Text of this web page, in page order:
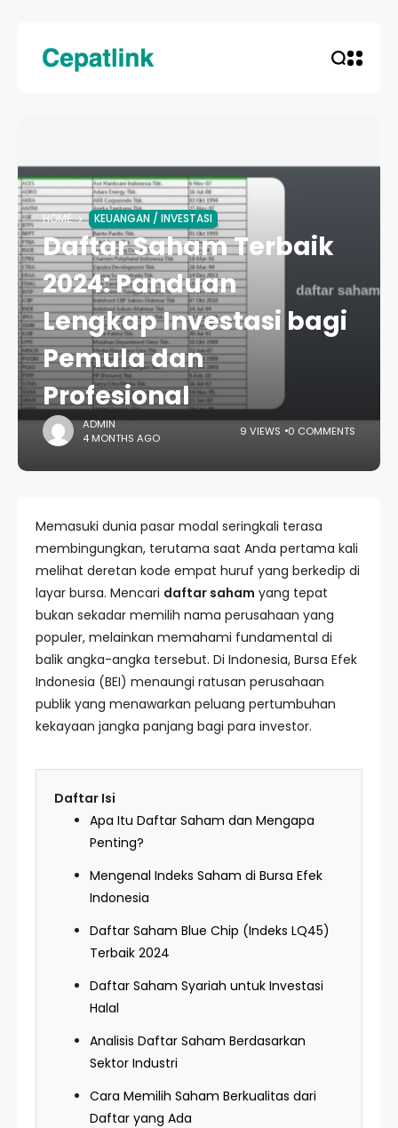
HOME KEUANGAN / INVESTASI
Daftar Saham Terbaik
2024: Panduan
Lengkap Investasi bagi
Pemula dan
Profesional
ADMIN
4 MONTHS AGO
9 VIEWS 0 COMMENTS
Memasuki dunia pasar modal seringkali terasa
membingungkan, terutama saat Anda pertama kali
melihat deretan kode empat huruf yang berkedip di
layar bursa. Mencari daftar saham yang tepat
bukan sekadar memilih nama perusahaan yang
populer, melainkan memahami fundamental di
balik angka-angka tersebut. Di Indonesia, Bursa Efek
Indonesia (BEI) menaungi ratusan perusahaan
publik yang menawarkan peluang pertumbuhan
kekayaan jangka panjang bagi para investor.
Daftar Isi
Apa Itu Daftar Saham dan Mengapa
Penting?
Mengenal Indeks Saham di Bursa Efek
Indonesia
Daftar Saham Blue Chip (Indeks LQ45)
Terbaik 2024
Daftar Saham Syariah untuk Investasi
Halal
Analisis Daftar Saham Berdasarkan
Sektor Industri
Cara Memilih Saham Berkualitas dari
Daftar yang Ada